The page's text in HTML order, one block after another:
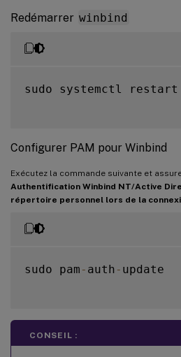
Redémarrer winbind
sudo systemctl restart
Configurer PAM pour Winbind
Exécutez la commande suivante et
Authentification Winbind NT/Active
répertoire personnel lors de la
sudo pam - auth - update
CONSEIL :